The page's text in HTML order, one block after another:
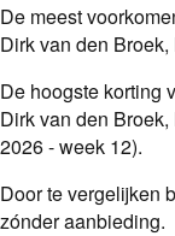
De meest
Dirk van den
De hoogste korting
Dirk van den
2026 - week 12).
Door te vergelijken
zónder aanbieding.